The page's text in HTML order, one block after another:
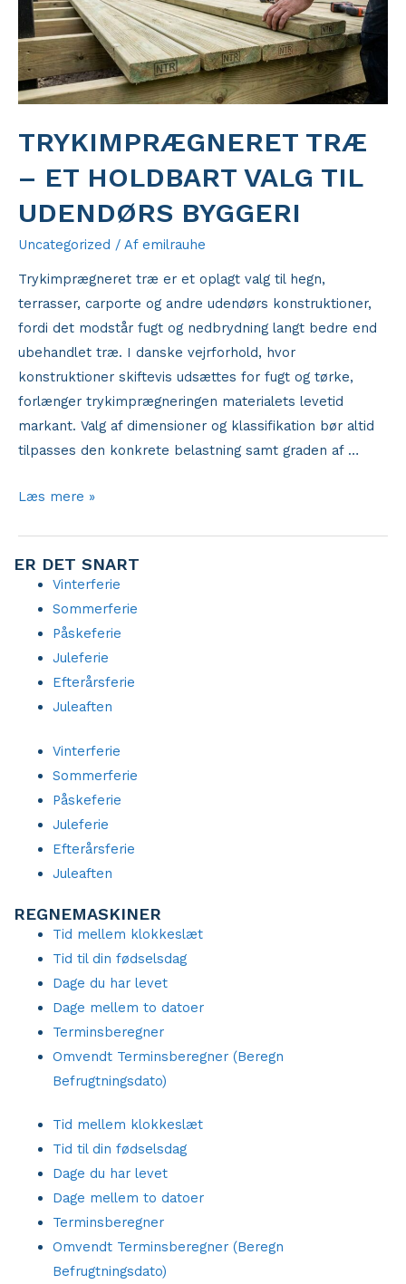
TRYKIMPRÆGNERET TRÆ
– ET HOLDBART VALG TIL
UDENDØRS BYGGERI
Uncategorized / Af emilrauhe
Trykimprægneret træ er et oplagt valg til hegn,
terrasser, carporte og andre udendørs konstruktioner,
fordi det modstår fugt og nedbrydning langt bedre end
ubehandlet træ. I danske vejrforhold, hvor
konstruktioner skiftevis udsættes for fugt og tørke,
forlænger trykimprægneringen materialets levetid
markant. Valg af dimensioner og klassifikation bør altid
tilpasses den konkrete belastning samt graden af …
Trykimprægneret
et
holdbart
udendørs
byggeri
Læs mere »
ER DET SNART
Vinterferie
Sommerferie
Påskeferie
Juleferie
Efterårsferie
Juleaften
Vinterferie
Sommerferie
Påskeferie
Juleferie
Efterårsferie
Juleaften
REGNEMASKINER
Tid mellem klokkeslæt
Tid til din fødselsdag
Dage du har levet
Dage mellem to datoer
Terminsberegner
Omvendt Terminsberegner (Beregn
Befrugtningsdato)
Tid mellem klokkeslæt
Tid til din fødselsdag
Dage du har levet
Dage mellem to datoer
Terminsberegner
Omvendt Terminsberegner (Beregn
Befrugtningsdato)